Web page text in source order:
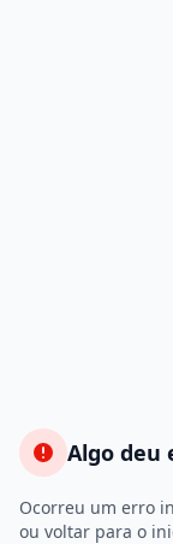
Algo deu
Ocorreu um erro
ou voltar para o